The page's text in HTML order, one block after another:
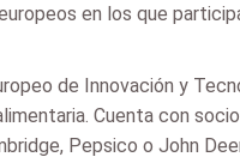
en los que
de Innovación y
Cuenta con
Pepsico o John